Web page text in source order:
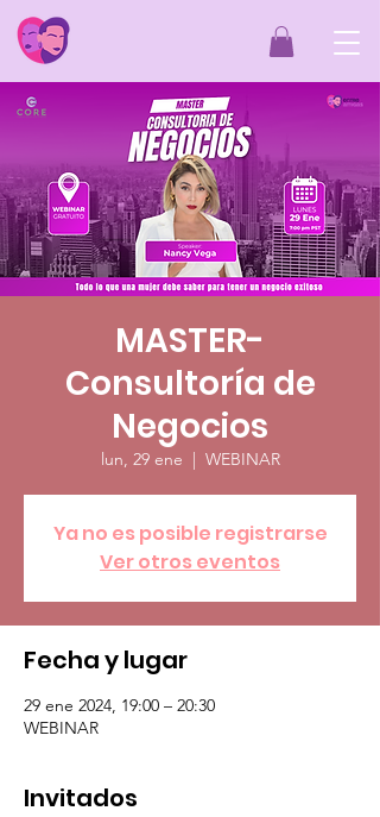
MASTER-
Consultoría de
Negocios
lun, 29 ene
  |
WEBINAR
Ya no es posible registrarse
Ver otros eventos
Fecha y lugar
29 ene 2024, 19:00 – 20:30
WEBINAR
Invitados